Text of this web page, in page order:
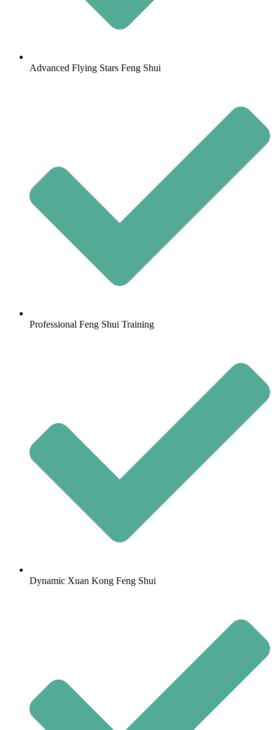
Advanced Flying Stars Feng Shui
Professional Feng Shui Training
Dynamic Xuan Kong Feng Shui